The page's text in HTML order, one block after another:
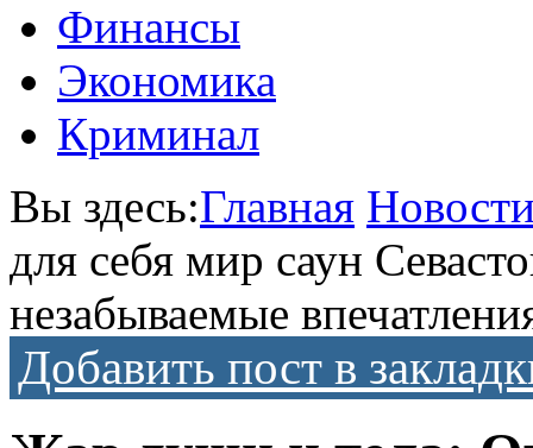
Финансы
Экономика
Криминал
Вы здесь:Главная
для себя мир саун
незабываемые
Добавить пост в